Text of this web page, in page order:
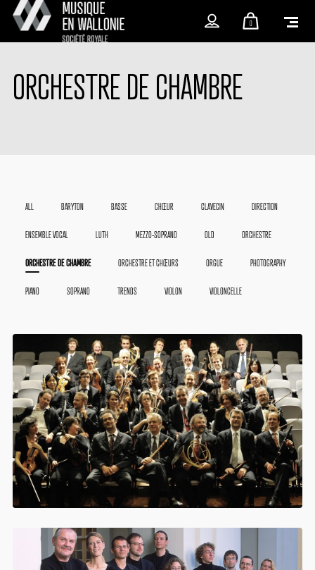
0
ORCHESTRE DE CHAMBRE
ALL BARYTON BASSE CHŒUR CLAVECIN DIRECTION
ENSEMBLE VOCAL LUTH MEZZO-SOPRANO OLD ORCHESTRE
ORCHESTRE DE CHAMBRE ORCHESTRE ET CHŒURS ORGUE PHOTOGRAPHY
PIANO SOPRANO TRENDS VIOLON VIOLONCELLE